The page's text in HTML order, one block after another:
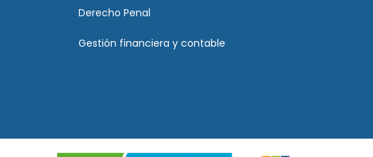
Derecho Penal
Gestión financiera y contable